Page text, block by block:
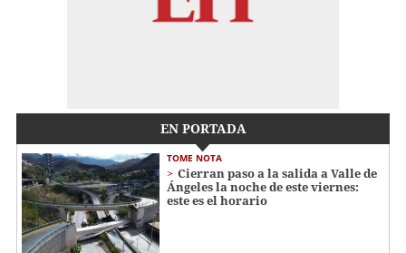
EN PORTADA
TOME NOTA
Cierran paso a la salida a Valle de
Ángeles la noche de este viernes:
este es el horario